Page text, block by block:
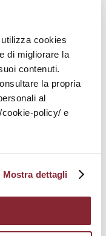
cookies
di migliorare la
contenuti.
la propria
al
policy/ e
Mostra dettagli
seguire, è
per
raglan
super morbida
look casual,
una gonna,
classici. E
felpa ti
cotone, 40%